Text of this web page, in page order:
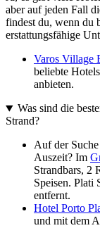
aber auf jeden Fall
findest du, wenn du
erstattungsfähige
Varos Village
beliebte
anbieten.
Was sind die
Strand?
Auf der
Auszeit? Im
Strandbars, 2
Speisen. Plati
entfernt.
Hotel Porto
und mit dem